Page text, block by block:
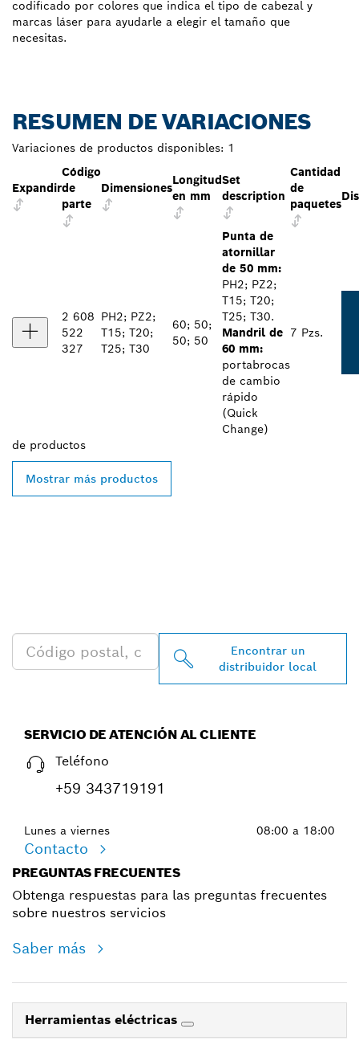
codificado por colores que indica el tipo de cabezal y
marcas láser para ayudarle a elegir el tamaño que
necesitas.
RESUMEN DE VARIACIONES
Variaciones de productos disponibles: 1
Expandir
Código
de
parte
Dimensiones
Longitud
en mm
Set
description
Cantidad
de
paquetes
2 608
522
327
PH2; PZ2;
T15; T20;
T25; T30
60; 50;
50; 50
Punta de
atornillar
de 50 mm:
PH2; PZ2;
T15; T20;
T25; T30.
Mandril de
60 mm:
portabrocas
de cambio
rápido
(Quick
Change)
7 Pzs.
de productos
Mostrar más productos
Encontrar un
distribuidor local
SERVICIO DE ATENCIÓN AL CLIENTE
Teléfono
+59 343719191
Lunes a viernes 08:00 a 18:00
Contacto
PREGUNTAS FRECUENTES
Obtenga respuestas para las preguntas frecuentes
sobre nuestros servicios
Saber más
Herramientas eléctricas